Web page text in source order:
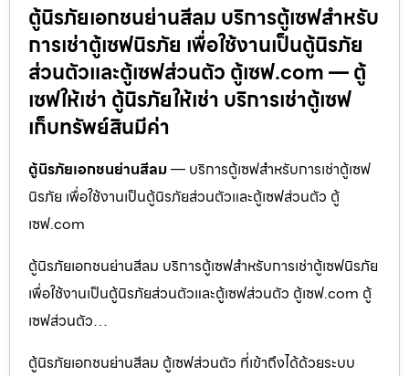
ตู้นิรภัยเอกชนย่านสีลม บริการตู้เซฟสำหรับ
การเช่าตู้เซฟนิรภัย เพื่อใช้งานเป็นตู้นิรภัย
ส่วนตัวและตู้เซฟส่วนตัว ตู้เซฟ.com — ตู้
เซฟให้เช่า ตู้นิรภัยให้เช่า บริการเช่าตู้เซฟ
เก็บทรัพย์สินมีค่า
ตู้นิรภัยเอกชนย่านสีลม— บริการตู้เซฟสำหรับการเช่าตู้เซฟ
นิรภัย เพื่อใช้งานเป็นตู้นิรภัยส่วนตัวและตู้เซฟส่วนตัว ตู้
เซฟ.com
ตู้นิรภัยเอกชนย่านสีลม บริการตู้เซฟสำหรับการเช่าตู้เซฟนิรภัย
เพื่อใช้งานเป็นตู้นิรภัยส่วนตัวและตู้เซฟส่วนตัว ตู้เซฟ.com ตู้
เซฟส่วนตัว…
ตู้นิรภัยเอกชนย่านสีลม ตู้เซฟส่วนตัว ที่เข้าถึงได้ด้วยระบบ